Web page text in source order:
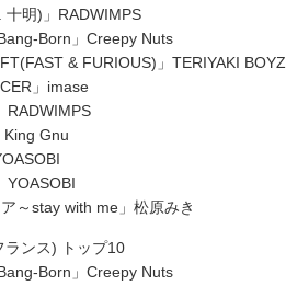
十明)」RADWIMPS
Born」Creepy Nuts
& FURIOUS)」TERIYAKI BOYZ
」imase
RADWIMPS
King Gnu
YOASOBI
～stay with me」松原みき
ンス) トップ10
Born」Creepy Nuts